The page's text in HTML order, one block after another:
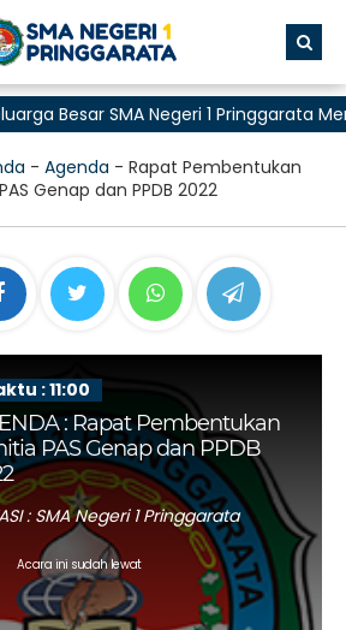
Besar SMA Negeri 1 Pringgarata
- Agenda - Rapat Pembentukan
Genap dan PPDB 2022
: 11:00
: Rapat Pembentukan
PAS Genap dan PPDB
: SMA Negeri 1 Pringgarata
Acara ini sudah lewat